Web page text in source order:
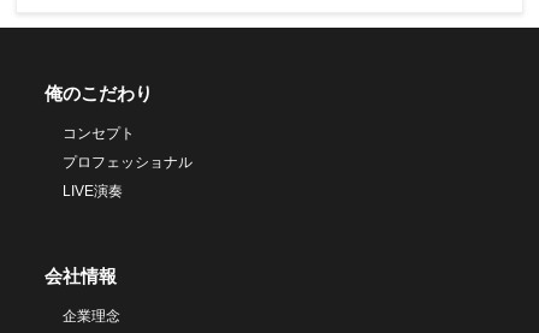
俺のこだわり
コンセプト
プロフェッショナル
LIVE演奏
会社情報
企業理念